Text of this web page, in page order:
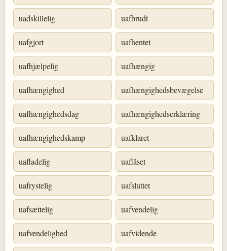
uadskillelig uafbrudt
uafgjort uafhentet
uafhjælpelig uafhængig
uafhængighed uafhængighedsbevægelse
uafhængighedsdag uafhængighedserklæring
uafhængighedskamp uafklaret
uafladelig uaflåset
uafrystelig uafsluttet
uafsættelig uafvendelig
uafvendelighed uafvidende